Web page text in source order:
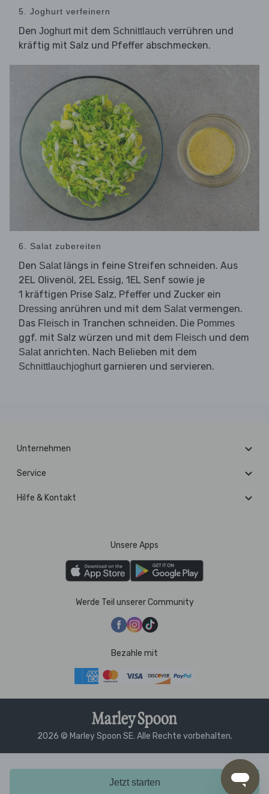
Jetzt starten
5. Joghurt verfeinern
Den Joghurtmit dem Schnittlauch verrühren und
kräftig mit Salz und Pfeffer abschmecken.
6. Salat zubereiten
Den Salatlängs in feine Streifen schneiden. Aus
2EL Olivenöl, 2EL Essig, 1EL Senf sowie je
1 kräftigen Prise Salz, Pfeffer und Zucker ein
Dressing anrühren und mit dem Salatvermengen.
Das Fleisch in Tranchen schneiden. Die Pommes
ggf. mit Salz würzen und mit dem Fleisch und dem
Salatanrichten. Nach Belieben mit dem
Schnittlauchjoghurtgarnieren und servieren.
Unternehmen
Service
Hilfe & Kontakt
Unsere Apps
Werde Teil unserer Community
Bezahle mit
2026 © Marley Spoon SE. Alle Rechte vorbehalten.